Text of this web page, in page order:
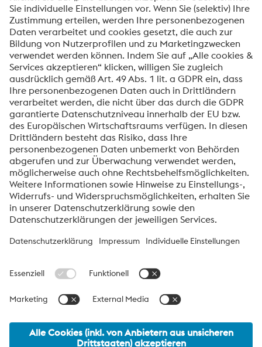
Anti-Roboter-Verifizierung
Hier klicken
FriendlyCaptcha ⇗
Mit dem Absenden dieses Formulars werden Ihre
personenbezogenen Daten zum Zweck der Bearbeitung
Ihrer Anfrage verarbeitet. Weitere Informationen zur
Verarbeitung Ihrer personenbezogenen Daten sowie zu
Ihren Rechten finden Sie in unserer
Datenschutzmitteilung.
voestalpine High Performance Metals International
GmbH
Die voestalpine High Performance Metals International GmbH ist
eine österreichische Vertriebsgesellschaft der High Performance
Metals Division des voestalpine-Konzerns. Die Division
Produktsegmente und ist weltweit Marktführer für
Werkzeugstähle und Sonderwerkstoffe.
voestalpine Group Navigation